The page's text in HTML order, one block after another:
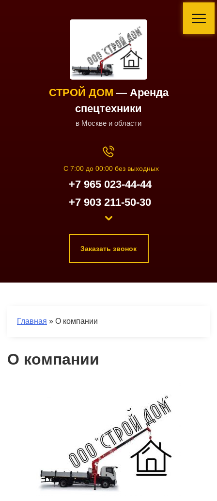
СТРОЙ ДОМ — Аренда
спецтехники
в Москве и области
С 7:00 до 00:00 без выходных
+7 965 023-44-44
+7 903 211-50-30
Заказать звонок
Главная » О компании
О компании